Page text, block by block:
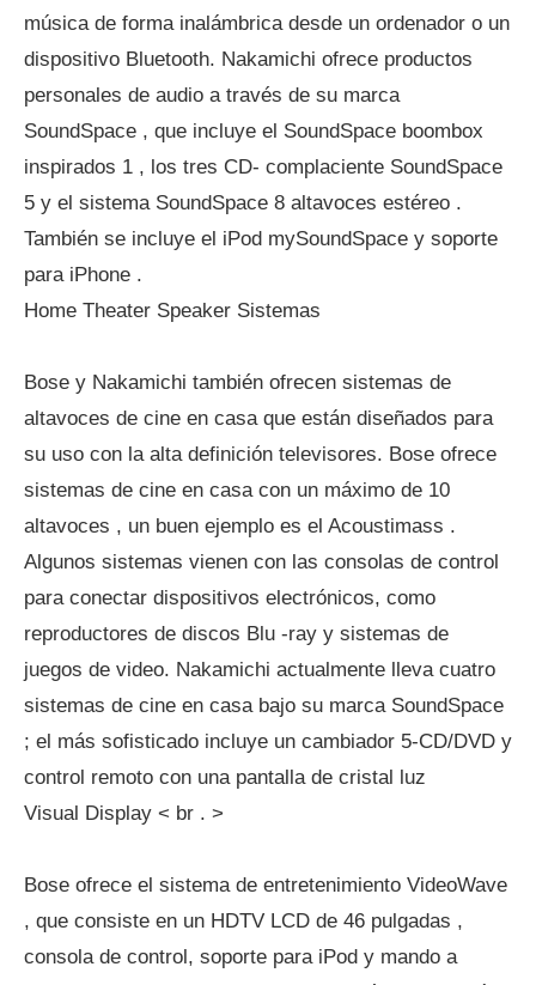
música de forma inalámbrica desde un ordenador o un
dispositivo Bluetooth. Nakamichi ofrece productos
personales de audio a través de su marca
SoundSpace , que incluye el SoundSpace boombox
inspirados 1 , los tres CD- complaciente SoundSpace
5 y el sistema SoundSpace 8 altavoces estéreo .
También se incluye el iPod mySoundSpace y soporte
para iPhone .
Home Theater Speaker Sistemas
Bose y Nakamichi también ofrecen sistemas de
altavoces de cine en casa que están diseñados para
su uso con la alta definición televisores. Bose ofrece
sistemas de cine en casa con un máximo de 10
altavoces , un buen ejemplo es el Acoustimass .
Algunos sistemas vienen con las consolas de control
para conectar dispositivos electrónicos, como
reproductores de discos Blu -ray y sistemas de
juegos de video. Nakamichi actualmente lleva cuatro
sistemas de cine en casa bajo su marca SoundSpace
; el más sofisticado incluye un cambiador 5-CD/DVD y
control remoto con una pantalla de cristal luz
Visual Display < br . >
Bose ofrece el sistema de entretenimiento VideoWave
, que consiste en un HDTV LCD de 46 pulgadas ,
consola de control, soporte para iPod y mando a